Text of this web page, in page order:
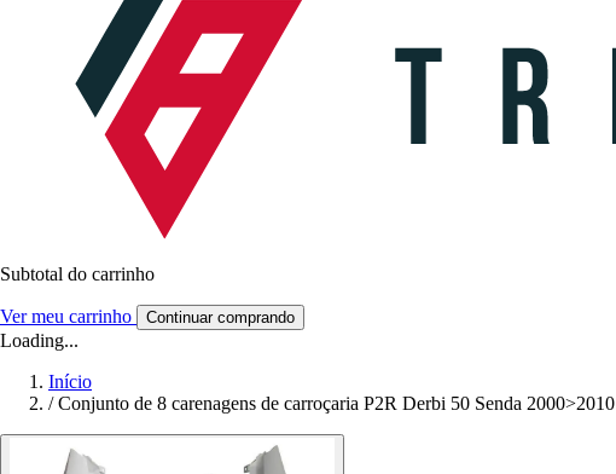
Subtotal do carrinho
Ver meu carrinho Continuar comprando
Loading...
Início
/ Conjunto de 8 carenagens de carroçaria P2R Derbi 50 Senda 2000>2010